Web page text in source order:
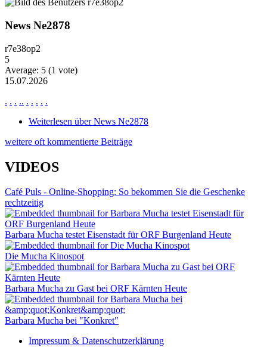
News Ne2878
r7e38op2
5
Average: 5 (1 vote)
15.07.2026
. . . .. . . . . .
Weiterlesen über News Ne2878
weitere oft kommentierte Beiträge
VIDEOS
Café Puls - Online-Shopping: So bekommen Sie die Geschenke
rechtzeitig
Barbara Mucha testet Eisenstadt für ORF Burgenland Heute
Die Mucha Kinospot
Barbara Mucha zu Gast bei ORF Kärnten Heute
Barbara Mucha bei "Konkret"
Impressum & Datenschutzerklärung